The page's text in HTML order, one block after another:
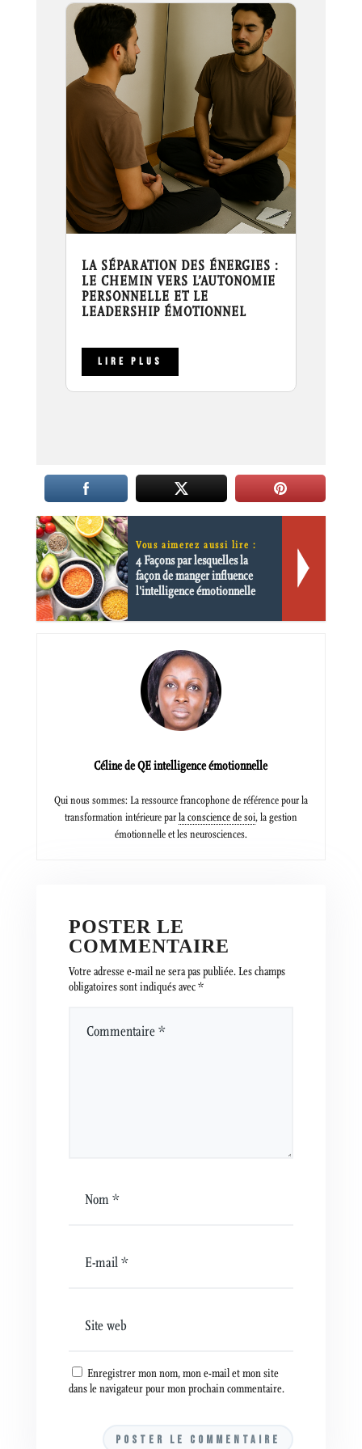
LA SÉPARATION DES ÉNERGIES :
LE CHEMIN VERS L’AUTONOMIE
PERSONNELLE ET LE
LEADERSHIP ÉMOTIONNEL
LIRE PLUS
Vous aimerez aussi lire :
4 Façons par lesquelles la
façon de manger influence
l'intelligence émotionnelle
Céline de QE intelligence émotionnelle
Qui nous sommes: La ressource francophone de référence pour la
transformation intérieure parla conscience de soi, la gestion
émotionnelle et les neurosciences.
POSTER LE
COMMENTAIRE
Votre adresse e-mail ne sera pas publiée.Les champs
obligatoires sont indiqués avec*
Enregistrer mon nom, mon e-mail et mon site
dans le navigateur pour mon prochain commentaire.